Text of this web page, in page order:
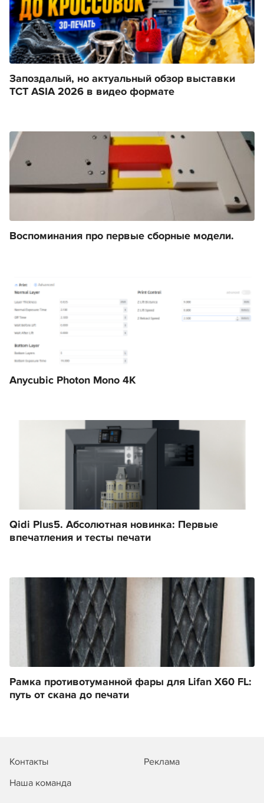
Запоздалый, но актуальный обзор выставки
TCT ASIA 2026 в видео формате
Воспоминания про первые сборные модели.
Anycubic Photon Mono 4K
Qidi Plus5. Абсолютная новинка: Первые
впечатления и тесты печати
Рамка противотуманной фары для Lifan X60 FL:
путь от скана до печати
Контакты
Реклама
Наша команда